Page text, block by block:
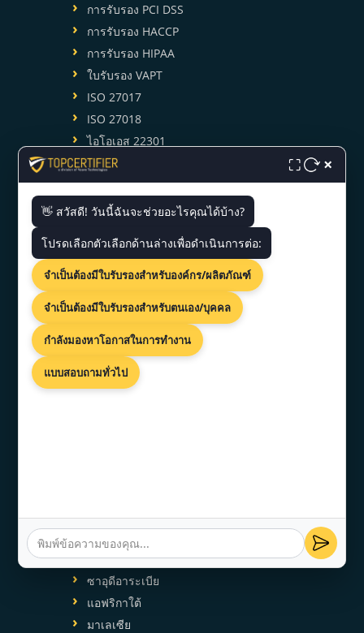
การรับรอง PCI DSS
การรับรอง HACCP
การรับรอง HIPAA
ใบรับรอง VAPT
ISO 27017
ISO 27018
ไอโอเอส 22301
ไอโอเอส 27701
ไอโอเอส 13485
การปรากฏตัวของเรา
เชียงใหม่
พัทยา
ภูเก็ต
สหรัฐอเมริกา
สหรัฐอาหรับเอมิเรตส์
ซาอุดีอาระเบีย
แอฟริกาใต้
มาเลเซีย
⛶ ×
👋 สวัสดี! วันนี้ฉันจะช่วยอะไรคุณได้บ้าง?
โปรดเลือกตัวเลือกด้านล่างเพื่อดำเนินการต่อ:
จำเป็นต้องมีใบรับรองสำหรับองค์กร/ผลิตภัณฑ์
จำเป็นต้องมีใบรับรองสำหรับตนเอง/บุคคล
กำลังมองหาโอกาสในการทำงาน
แบบสอบถามทั่วไป